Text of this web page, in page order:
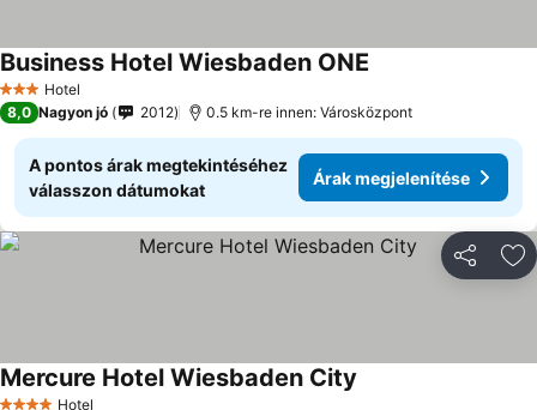
3 Kategória
Hotel
Business Hotel Wiesbaden ONE
8,0 Nagyon jó 2012 0.5 km-re innen: Városközpont
A pontos árak megtekintéséhez
válasszon dátumokat
Árak megjelenítése
Hotel
Mercure Hotel Wiesbaden City